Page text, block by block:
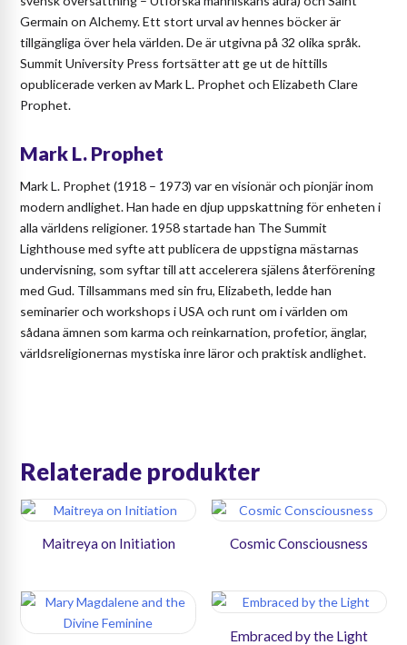
Germain on Alchemy. Ett stort urval av hennes böcker är
tillgängliga över hela världen. De är utgivna på 32 olika språk.
Summit University Press fortsätter att ge ut de hittills
opublicerade verken av Mark L. Prophet och Elizabeth Clare
Prophet.
Mark L. Prophet
Mark L. Prophet (1918 – 1973) var en visionär och pionjär inom
modern andlighet. Han hade en djup uppskattning för enheten i
alla världens religioner. 1958 startade han The Summit
Lighthouse med syfte att publicera de uppstigna mästarnas
undervisning, som syftar till att accelerera själens återförening
med Gud. Tillsammans med sin fru, Elizabeth, ledde han
seminarier och workshops i USA och runt om i världen om
sådana ämnen som karma och reinkarnation, profetior, änglar,
världsreligionernas mystiska inre läror och praktisk andlighet.
Relaterade produkter
Maitreya on Initiation Cosmic Consciousness
Embraced by the Light